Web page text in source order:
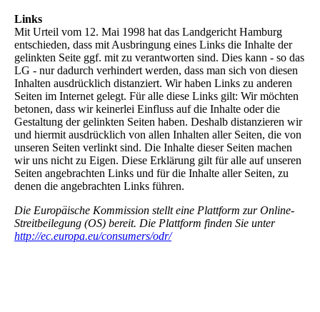
Links
Mit Urteil vom 12. Mai 1998 hat das Landgericht Hamburg
entschieden, dass mit Ausbringung eines Links die Inhalte der
gelinkten Seite ggf. mit zu verantworten sind. Dies kann - so das
LG - nur dadurch verhindert werden, dass man sich von diesen
Inhalten ausdrücklich distanziert. Wir haben Links zu anderen
Seiten im Internet gelegt. Für alle diese Links gilt: Wir möchten
betonen, dass wir keinerlei Einfluss auf die Inhalte oder die
Gestaltung der gelinkten Seiten haben. Deshalb distanzieren wir
und hiermit ausdrücklich von allen Inhalten aller Seiten, die von
unseren Seiten verlinkt sind. Die Inhalte dieser Seiten machen
wir uns nicht zu Eigen. Diese Erklärung gilt für alle auf unseren
Seiten angebrachten Links und für die Inhalte aller Seiten, zu
denen die angebrachten Links führen.
Die Europäische Kommission stellt eine Plattform zur Online-
Streitbeilegung (OS) bereit. Die Plattform finden Sie unter
http://ec.europa.eu/consumers/odr/